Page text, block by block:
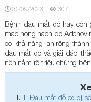
30/09/2023 307
Bệnh đau mắt đỏ hay còn
mạc họng hạch do
có khả năng lan rộng
đau mắt đỏ và giải đáp
nên nắm rõ triệu chứng
1. Đau mắt đỏ có bị